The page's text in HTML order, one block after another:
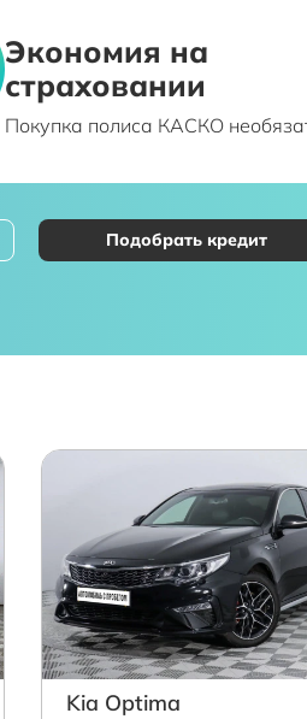
Экономия на
страховании
Покупка полиса КАСКО
Подобрать кредит
Kia Optima